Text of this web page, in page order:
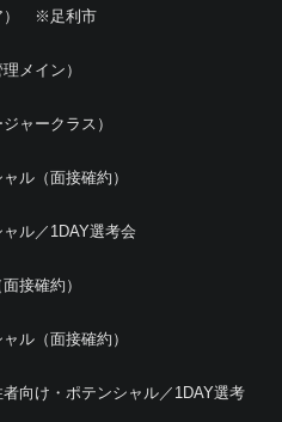
） ※足利市
メイン）
ャークラス）
ル（面接確約）
ル／1DAY選考会
接確約）
ル（面接確約）
向け・ポテンシャル／1DAY選考